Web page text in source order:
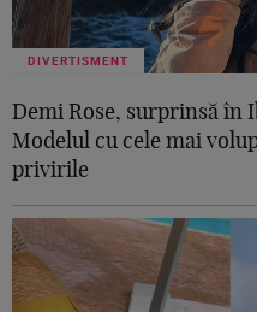
DIVERTISMENT
Demi Rose, surprinsă în
Modelul cu cele mai
privirile